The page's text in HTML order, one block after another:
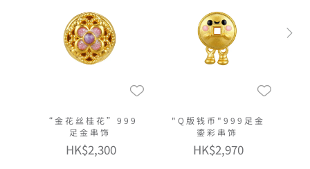
“金花丝桂花”999
足金串饰
HK$2,300
"Q版钱币"999足金
鎏彩串饰
HK$2,970